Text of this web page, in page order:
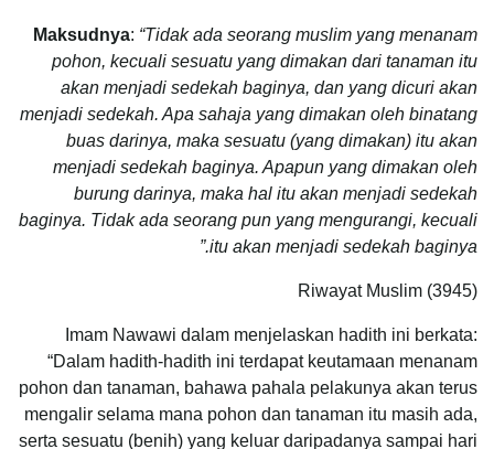
Maksudnya: “Tidak ada seorang muslim yang menanam
pohon, kecuali sesuatu yang dimakan dari tanaman itu
akan menjadi sedekah baginya, dan yang dicuri akan
menjadi sedekah. Apa sahaja yang dimakan oleh binatang
buas darinya, maka sesuatu (yang dimakan) itu akan
menjadi sedekah baginya. Apapun yang dimakan oleh
burung darinya, maka hal itu akan menjadi sedekah
baginya. Tidak ada seorang pun yang mengurangi, kecuali
itu akan menjadi sedekah baginya.”
Riwayat Muslim (3945)
Imam Nawawi dalam menjelaskan hadith ini berkata:
“Dalam hadith-hadith ini terdapat keutamaan menanam
pohon dan tanaman, bahawa pahala pelakunya akan terus
mengalir selama mana pohon dan tanaman itu masih ada,
serta sesuatu (benih) yang keluar daripadanya sampai hari